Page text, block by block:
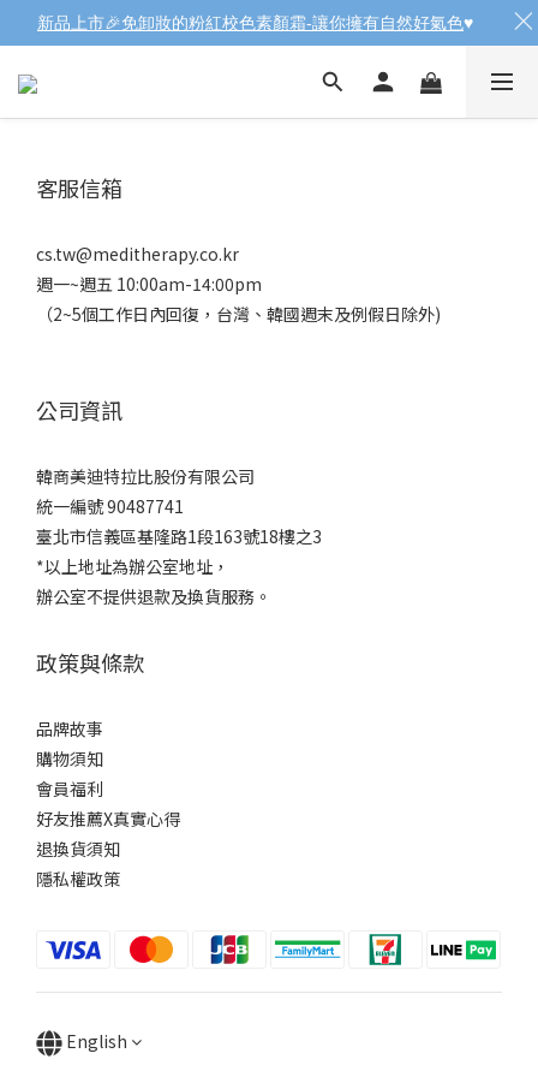
客服信箱
cs.tw@meditherapy.co.kr
週一~週五 10:00am-14:00pm
（2~5個工作日內回復，台灣、韓國週末及例假日除外)
公司資訊
韓商美迪特拉比股份有限公司
統一編號 90487741
臺北市信義區基隆路1段163號18樓之3
*以上地址為辦公室地址，
辦公室不提供退款及換貨服務。
政策與條款
品牌故事
購物須知
會員福利
好友推薦X真實心得
退換貨須知
隱私權政策
English
新品上市🎉免卸妝的粉紅校色素顏霜-讓你擁有自然好氣色♥️